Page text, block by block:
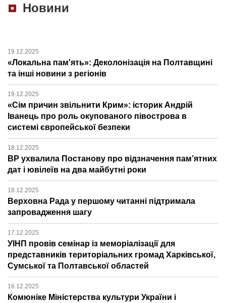
Новини
19.12.2025
«Локальна пам'ять»: Деколонізація на Полтавщині
та інші новини з регіонів
19.12.2025
«Сім причин звільнити Крим»: історик Андрій
Іванець про роль окупованого півострова в
системі європейської безпеки
18.12.2025
ВР ухвалила Постанову про відзначення пам’ятних
дат і ювілеїв на два майбутні роки
18.12.2025
Верховна Рада у першому читанні підтримала
запровадження шагу
17.12.2025
УІНП провів семінар із меморіалізації для
представників територіальних громад Харківської,
Сумської та Полтавської областей
16.12.2025
Комюніке Міністерства культури України і